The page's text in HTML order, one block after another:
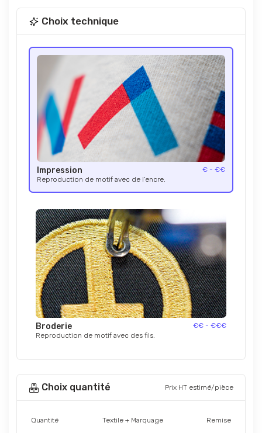
Choix technique
Impression
€ - €€
Reproduction de motif avec de l’encre.
Broderie
€€ - €€€
Reproduction de motif avec des fils.
Choix quantité Prix HT estimé/pièce
Quantité Textile + Marquage Remise